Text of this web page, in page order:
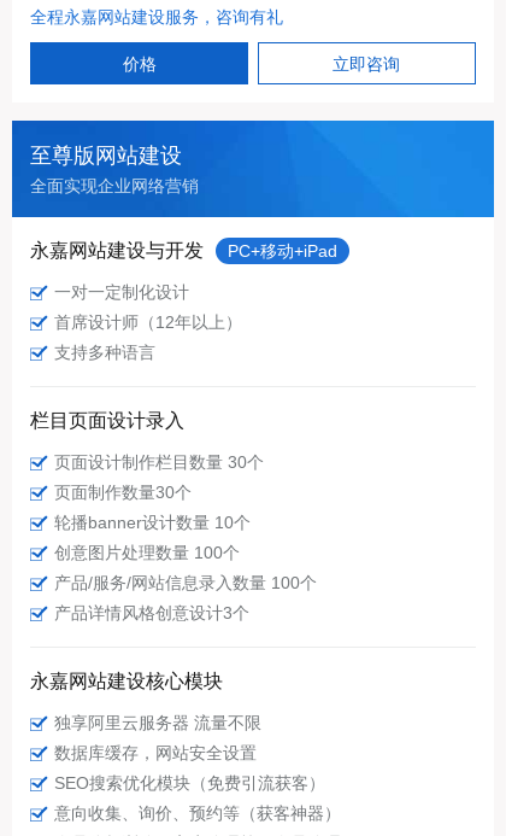
全程永嘉网站建设服务，咨询有礼
价格 立即咨询
至尊版网站建设
全面实现企业网络营销
永嘉网站建设与开发 PC+移动+iPad
一对一定制化设计
首席设计师（12年以上）
支持多种语言
栏目页面设计录入
页面设计制作栏目数量 30个
页面制作数量30个
轮播banner设计数量 10个
创意图片处理数量 100个
产品/服务/网站信息录入数量 100个
产品详情风格创意设计3个
永嘉网站建设核心模块
独享阿里云服务器 流量不限
数据库缓存，网站安全设置
SEO搜索优化模块（免费引流获客）
意向收集、询价、预约等（获客神器）